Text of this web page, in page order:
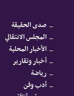
صدى الحقيقة
المجلس الانتقالي
الأخبار المحلية
أخبار وتقارير
رياضة
أدب وفن